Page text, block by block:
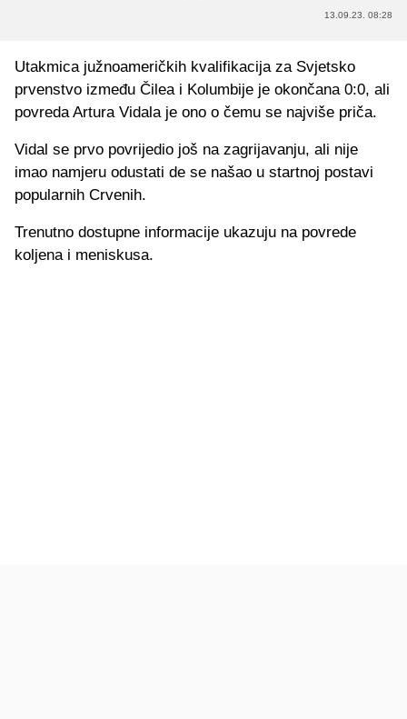
13.09.23. 08:28
Utakmica južnoameričkih kvalifikacija za Svjetsko
prvenstvo između Čilea i Kolumbije je okončana 0:0, ali
povreda Artura Vidala je ono o čemu se najviše priča.
Vidal se prvo povrijedio još na zagrijavanju, ali nije
imao namjeru odustati de se našao u startnoj postavi
popularnih Crvenih.
Trenutno dostupne informacije ukazuju na povrede
koljena i meniskusa.